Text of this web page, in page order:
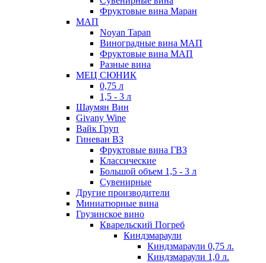
Фруктовые вина Маран
МАП
Noyan Tapan
Виноградные вина МАП
Фруктовые вина МАП
Разные вина
МЕЦ СЮНИК
0,75 л
1,5 - 3 л
Шаумян Вин
Givany Wine
Вайк Груп
Гиневан ВЗ
Фруктовые вина ГВЗ
Классические
Большой объем 1,5 - 3 л
Сувенирные
Другие производители
Миниатюрные вина
Грузинское вино
Кварельский Погреб
Киндзмараули
Киндзмараули 0,75 л.
Киндзмараули 1,0 л.